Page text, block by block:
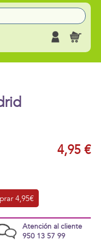
4,95 €
4,95€
Atención al cliente
950 13 57 99